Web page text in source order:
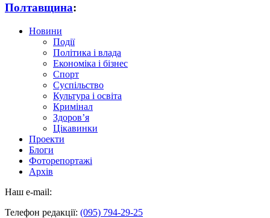
Полтавщина:
Новини
Події
Політика і влада
Економіка і бізнес
Спорт
Суспільство
Культура і освіта
Кримінал
Здоров’я
Цікавинки
Проекти
Блоги
Фоторепортажі
Архів
Наш e-mail:
Телефон редакції: (095) 794-29-25